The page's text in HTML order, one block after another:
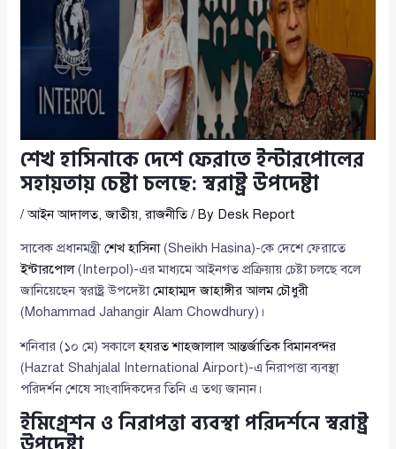
শেখ হাসিনাকে দেশে ফেরাতে ইন্টারপোলের
সহায়তায় চেষ্টা চলছে: স্বরাষ্ট্র উপদেষ্টা
/আইন আদালত,জাতীয়,রাজনীতি/ By Desk Report
সাবেক প্রধানমন্ত্রীশেখ হাসিনা(Sheikh Hasina)-কে দেশে ফেরাতে
ইন্টারপোল(Interpol)-এর মাধ্যমে আইনগত প্রক্রিয়ায় চেষ্টা চলছে বলে
জানিয়েছেন স্বরাষ্ট্র উপদেষ্টামোহাম্মদ জাহাঙ্গীর আলম চৌধুরী
(Mohammad Jahangir Alam Chowdhury)।
শনিবার (১০ মে) সকালেহযরত শাহজালাল আন্তর্জাতিক বিমানবন্দর
(Hazrat Shahjalal International Airport)-এ নিরাপত্তা ব্যবস্থা
পরিদর্শন শেষে সাংবাদিকদের তিনি এ তথ্য জানান।
ইমিগ্রেশন ও নিরাপত্তা ব্যবস্থা পরিদর্শনে স্বরাষ্ট্র